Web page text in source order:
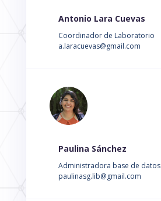
Antonio Lara Cuevas
Coordinador de Laboratorio
a.laracuevas@gmail.com
Paulina Sánchez
Administradora base de datos
paulinasg.lib@gmail.com